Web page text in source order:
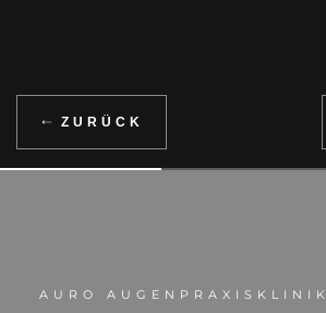
ZURÜCK
AURO AUGENPRAXISKLINIK